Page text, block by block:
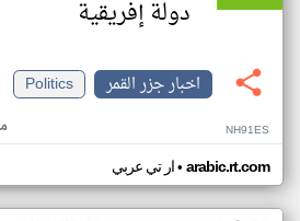
دولة إفريقية
اخبار جزر القمر
Politics
NH91ES
ار تي عربي• arabic.rt.com